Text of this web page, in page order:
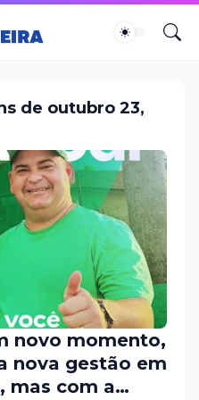
de outubro 23,
novo momento,
nova gestão em
mas com a